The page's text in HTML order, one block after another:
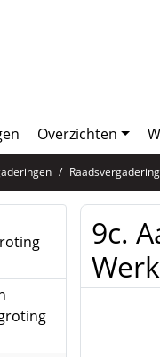
Overzichten
9c.